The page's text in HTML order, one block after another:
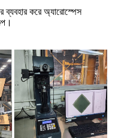
ব্যবহার করে অ্যারোস্পেস